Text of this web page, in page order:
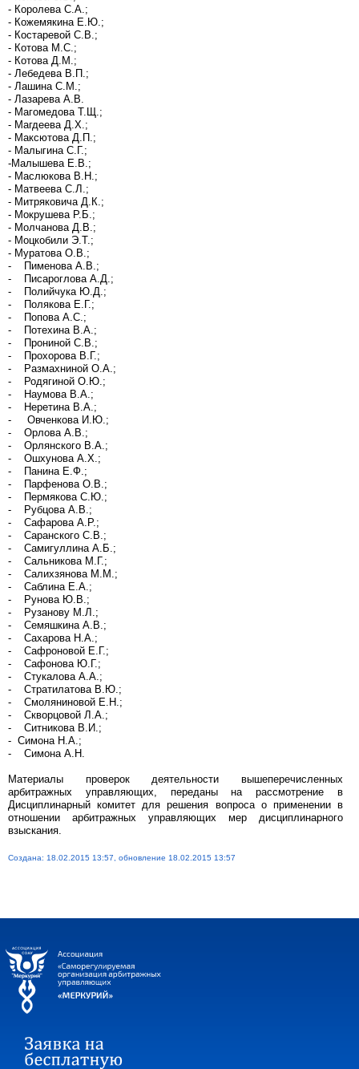
- Королева С.А.;
- Кожемякина Е.Ю.;
- Костаревой С.В.;
- Котова М.С.;
- Котова Д.М.;
- Лебедева В.П.;
- Лашина С.М.;
- Лазарева А.В.
- Магомедова Т.Щ.;
- Магдеева Д.Х.;
- Максютова Д.П.;
- Малыгина С.Г.;
-Малышева Е.В.;
- Маслюкова В.Н.;
- Матвеева С.Л.;
- Митряковича Д.К.;
- Мокрушева Р.Б.;
- Молчанова Д.В.;
- Моцкобили Э.Т.;
- Муратова О.В.;
- Пименова А.В.;
- Писароглова А.Д.;
- Полийчука Ю.Д.;
- Полякова Е.Г.;
- Попова А.С.;
- Потехина В.А.;
- Прониной С.В.;
- Прохорова В.Г.;
- Размахниной О.А.;
- Родягиной О.Ю.;
- Наумова В.А.;
- Неретина В.А.;
- Овченкова И.Ю.;
- Орлова А.В.;
- Орлянского В.А.;
- Ошхунова А.Х.;
- Панина Е.Ф.;
- Парфенова О.В.;
- Пермякова С.Ю.;
- Рубцова А.В.;
- Сафарова А.Р.;
- Саранского С.В.;
- Самигуллина А.Б.;
- Сальникова М.Г.;
- Салихзянова М.М.;
- Саблина Е.А.;
- Рунова Ю.В.;
- Рузанову М.Л.;
- Семяшкина А.В.;
- Сахарова Н.А.;
- Сафроновой Е.Г.;
- Сафонова Ю.Г.;
- Стукалова А.А.;
- Стратилатова В.Ю.;
- Смоляниновой Е.Н.;
- Скворцовой Л.А.;
- Ситникова В.И.;
- Симона Н.А.;
- Симона А.Н.
Материалы проверок деятельности вышеперечисленных
арбитражных управляющих, переданы на рассмотрение в
Дисциплинарный комитет для решения вопроса о применении в
отношении арбитражных управляющих мер дисциплинарного
взыскания.
Создана: 18.02.2015 13:57, обновление 18.02.2015 13:57